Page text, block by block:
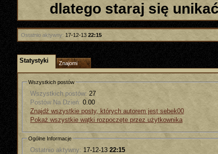
dlatego staraj się
Ostatnio aktywny: 17-12-13 22:15
Statystyki Znajomi
Wszystkich postów
Wszystkich postów: 27
Postów Na Dzień: 0.00
Znajdź wszystkie posty, których autorem jest sebek00
Pokaż wszystkie wątki rozpoczęte przez użytkownika
Ogólne Informacje
Ostatnio aktywny: 17-12-13 22:15